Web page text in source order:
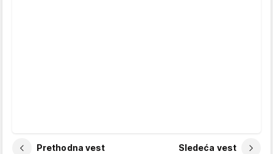
Prethodna vest Sledeća vest